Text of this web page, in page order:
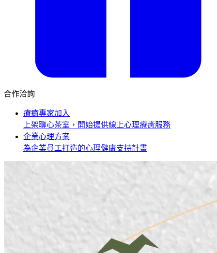
合作洽詢
療癒專家加入
上架聊心茶室，開始提供線上心理療癒服務
企業心理方案
為企業員工打造的心理健康支持計畫